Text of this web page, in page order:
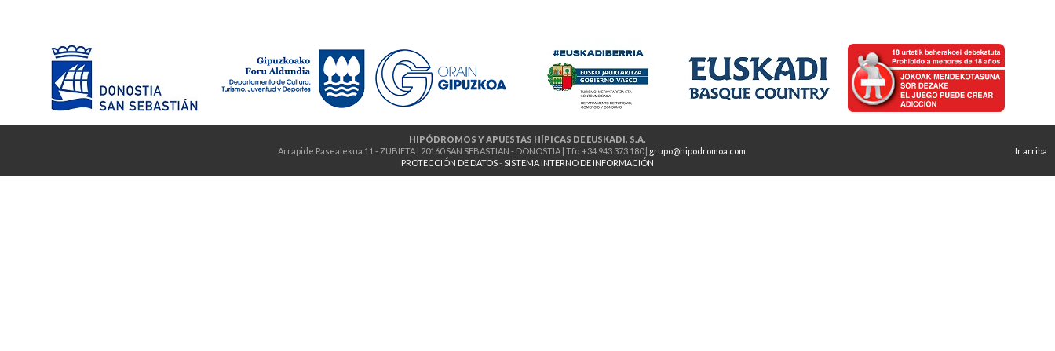
HIPÓDROMOS Y APUESTAS HÍPICAS DE EUSKADI, S.A.
Ir arriba
Arrapide Pasealekua 11 - ZUBIETA | 20160 SAN SEBASTIAN - DONOSTIA | Tfo:+34 943 373 180 | grupo@hipodromoa.com
PROTECCIÓN DE DATOS-SISTEMA INTERNO DE INFORMACIÓN